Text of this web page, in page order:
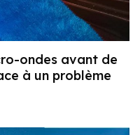
ondes avant de
à un problème